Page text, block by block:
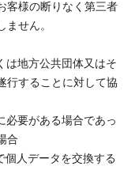
客様の断りなく第三者
せん。
は地方公共団体又はそ
行することに対して協
必要がある場合であっ
合
個人データを交換する